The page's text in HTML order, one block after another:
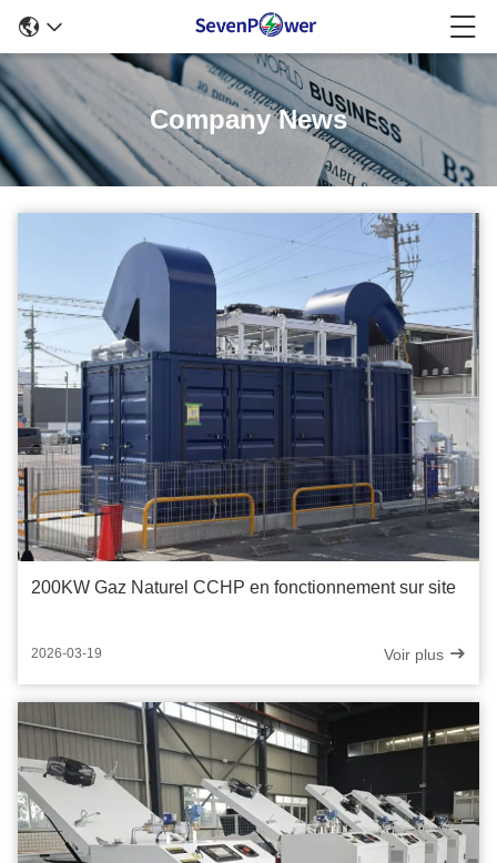
Company News
200KW Gaz Naturel CCHP en fonctionnement sur site
2026-03-19 Voir plus